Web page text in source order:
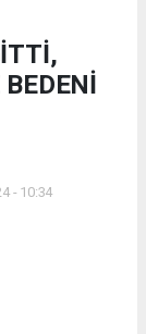
- 10:34